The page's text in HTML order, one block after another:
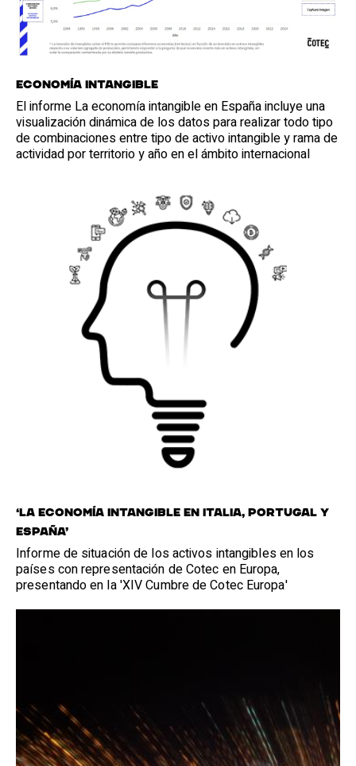
Economía intangible
El informe La economía intangible en España incluye una
visualización dinámica de los datos para realizar todo tipo
de combinaciones entre tipo de activo intangible y rama de
actividad por territorio y año en el ámbito internacional
‘LA ECONOMÍA INTANGIBLE EN ITALIA, PORTUGAL Y
ESPAÑA’
Informe de situación de los activos intangibles en los
países con representación de Cotec en Europa,
presentando en la 'XIV Cumbre de Cotec Europa'